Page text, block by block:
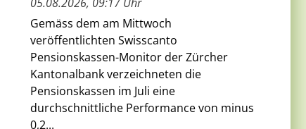
Gemäss dem am Mittwoch
veröffentlichten Swisscanto
Pensionskassen-Monitor der Zürcher
Kantonalbank verzeichneten die
Pensionskassen im Juli eine
durchschnittliche Performance von minus
0,2...